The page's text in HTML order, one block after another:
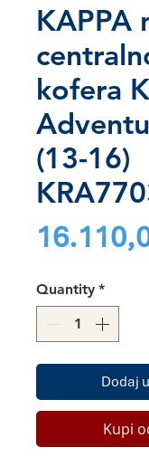
KAPPA
kofera
(13-16)
Quantity *
Dodaj
Kupi